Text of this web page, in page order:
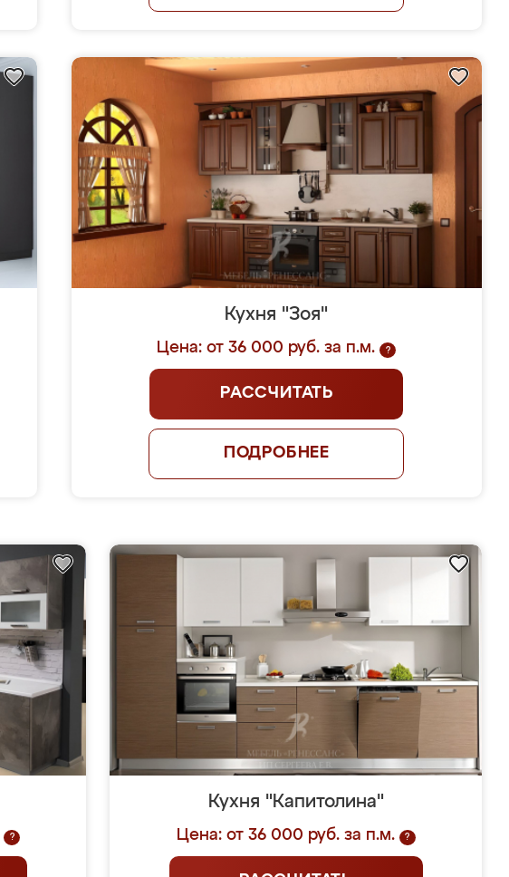
Кухня "Зоя"
Цена: от 36 000 руб. за п.м. ?
РАССЧИТАТЬ
ПОДРОБНЕЕ
?
Кухня "Капитолина"
Цена: от 36 000 руб. за п.м. ?